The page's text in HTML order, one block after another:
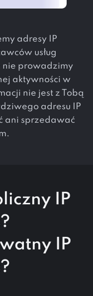
adresy IP
usług
nie prowadzimy
aktywności w
nie jest z Tobą
adresu IP
ani sprzedawać
IP
IP